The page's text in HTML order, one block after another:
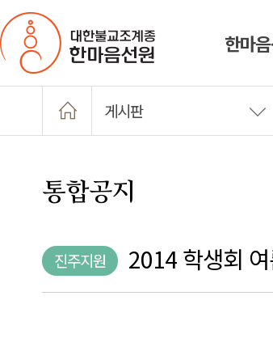
한마
게시판
통합공지
진주지원 2014 학생회